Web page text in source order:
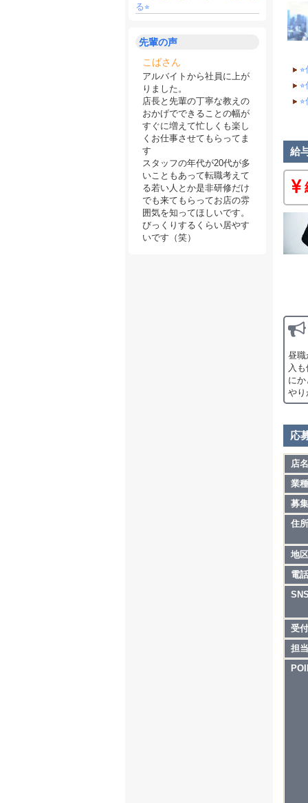
る⭐︎
先輩の声
こばさん
アルバイトから社員に上が
りました。
店長と先輩の丁寧な教えの
おかげでできることの幅が
すぐに増えて忙しくも楽し
くお仕事させてもらってま
す
スタッフの年代が20代が多
いこともあって転職考えて
る若い人とか是非研修だけ
でも来てもらってお店の雰
囲気を知ってほしいです。
びっくりするくらい居やす
いです（笑）
仕事
1日
この
もち
社員
会社
私た
働く
・時
▪️研
まず
・送
など
月給
・送
を学
専用
▪️正
月給
目標
・受
店舗
▪️店長
目標
・キ
店舗
・
複数
給
昼職
入
に
やり
応
店名
業種
募
住所
地
電
SNS
受
担